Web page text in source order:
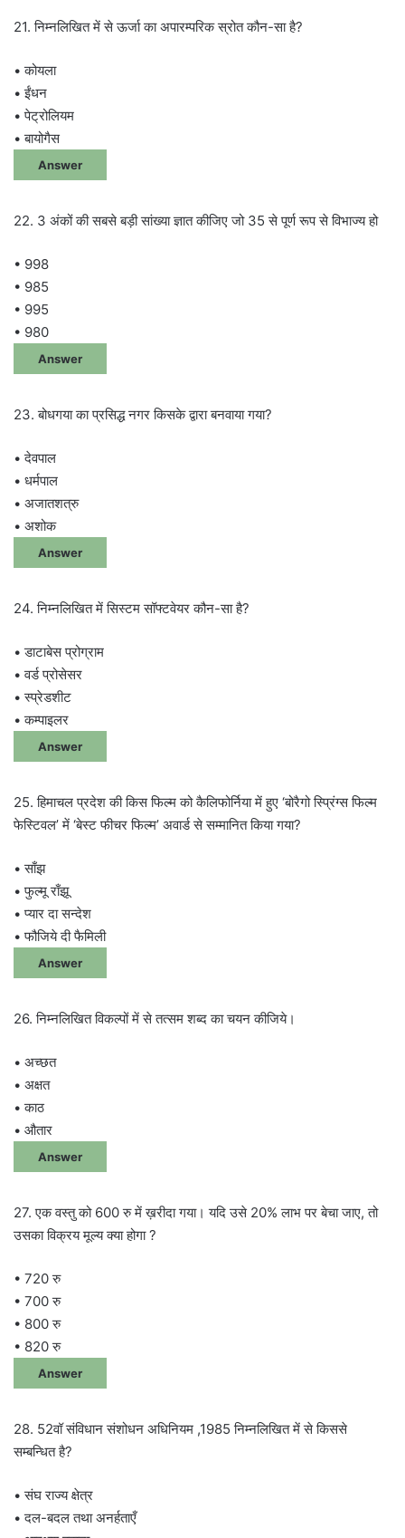
21. निम्नलिखित में से ऊर्जा का अपारम्परिक स्रोत कौन-सा है?
• कोयला
• ईंधन
• पेट्रोलियम
• बायोगैस
Answer
22. 3 अंकों की सबसे बड़ी सांख्या ज्ञात कीजिए जो 35 से पूर्ण रूप से विभाज्य हो
• 998
• 985
• 995
• 980
Answer
23. बोधगया का प्रसिद्ध नगर किसके द्वारा बनवाया गया?
• देवपाल
• धर्मपाल
• अजातशत्रु
• अशोक
Answer
24. निम्नलिखित में सिस्टम सॉफ्टवेयर कौन-सा है?
• डाटाबेस प्रोग्राम
• वर्ड प्रोसेसर
• स्प्रेडशीट
• कम्पाइलर
Answer
25. हिमाचल प्रदेश की किस फिल्म को कैलिफोर्निया में हुए ‘बोरैगो स्प्रिंग्स फिल्म
फेस्टिवल’ में ‘बेस्ट फीचर फिल्म’ अवार्ड से सम्मानित किया गया?
• साँझ
• फुल्मू राँझू
• प्यार दा सन्देश
• फौजिये दी फैमिली
Answer
26. निम्नलिखित विकल्पों में से तत्सम शब्द का चयन कीजिये।
• अच्छत
• अक्षत
• काठ
• औतार
Answer
27. एक वस्तु को 600 रु में ख़रीदा गया। यदि उसे 20% लाभ पर बेचा जाए, तो
उसका विक्रय मूल्य क्या होगा ?
• 720 रु
• 700 रु
• 800 रु
• 820 रु
Answer
28. 52वॉ संविधान संशोधन अधिनियम ,1985 निम्नलिखित में से किससे
सम्बन्धित है?
• संघ राज्य क्षेत्र
• दल-बदल तथा अनर्हताएँ